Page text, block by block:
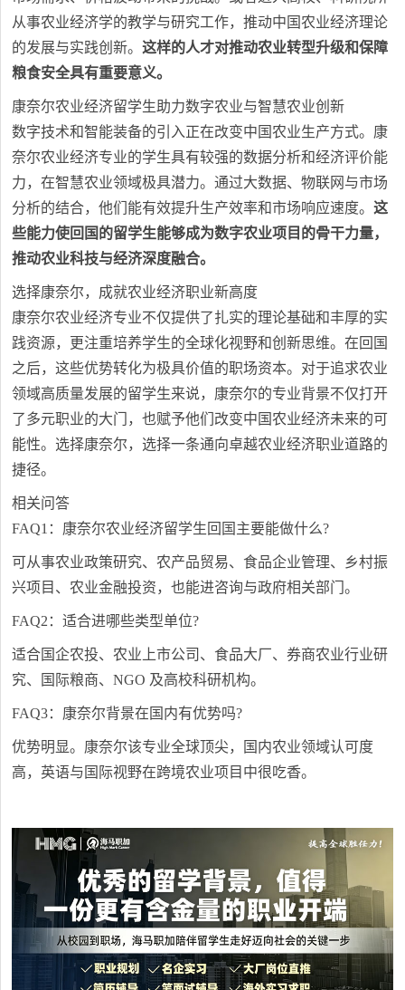
从事农业经济学的教学与研究工作，推动中国农业经济理论
的发展与实践创新。这样的人才对推动农业转型升级和保障
粮食安全具有重要意义。
康奈尔农业经济留学生助力数字农业与智慧农业创新
数字技术和智能装备的引入正在改变中国农业生产方式。康
奈尔农业经济专业的学生具有较强的数据分析和经济评价能
力，在智慧农业领域极具潜力。通过大数据、物联网与市场
分析的结合，他们能有效提升生产效率和市场响应速度。这
些能力使回国的留学生能够成为数字农业项目的骨干力量，
推动农业科技与经济深度融合。
选择康奈尔，成就农业经济职业新高度
康奈尔农业经济专业不仅提供了扎实的理论基础和丰厚的实
践资源，更注重培养学生的全球化视野和创新思维。在回国
之后，这些优势转化为极具价值的职场资本。对于追求农业
领域高质量发展的留学生来说，康奈尔的专业背景不仅打开
了多元职业的大门，也赋予他们改变中国农业经济未来的可
能性。选择康奈尔，选择一条通向卓越农业经济职业道路的
捷径。
相关问答
FAQ1：康奈尔农业经济留学生回国主要能做什么?
可从事农业政策研究、农产品贸易、食品企业管理、乡村振
兴项目、农业金融投资，也能进咨询与政府相关部门。
FAQ2：适合进哪些类型单位?
适合国企农投、农业上市公司、食品大厂、券商农业行业研
究、国际粮商、NGO 及高校科研机构。
FAQ3：康奈尔背景在国内有优势吗?
优势明显。康奈尔该专业全球顶尖，国内农业领域认可度
高，英语与国际视野在跨境农业项目中很吃香。